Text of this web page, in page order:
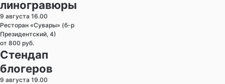
линогравюры
9 августа 16.00
Ресторан «Сувары» (б-р
Президентский, 4)
от 800 руб.
Стендап
блогеров
9 августа 19.00